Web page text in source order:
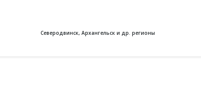
Северодвинск, Архангельск и др. регионы